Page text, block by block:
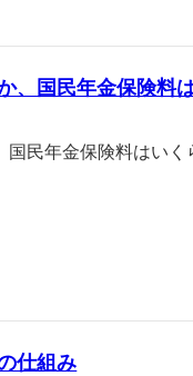
国民年金保険料
民年金保険料はい
仕組み